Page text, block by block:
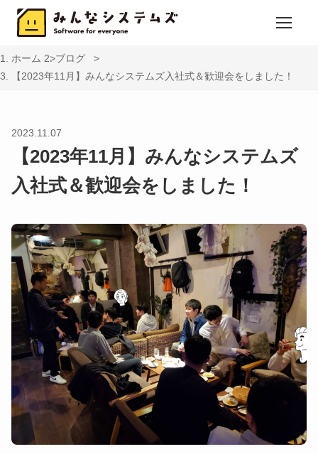
ホーム
ブログ
【2023年11月】みんなシステムズ入社式＆歓迎会をしました！
2023.11.07
【2023年11月】みんなシステムズ
入社式＆歓迎会をしました！